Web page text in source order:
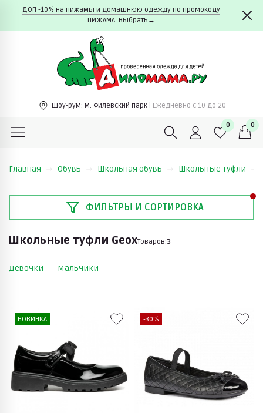
ДОП -10% на пижамы и домашнюю одежду по промокоду
ПИЖАМА. Выбрать→
Шоу-рум: м. Филевский парк | Ежедневно c 10 до 20
0 0
Главная Обувь Школьная обувь Школьные туфли
ФИЛЬТРЫ И СОРТИРОВКА
Школьные туфли GeoxТоваров:3
Девочки Мальчики
НОВИНКА -30%